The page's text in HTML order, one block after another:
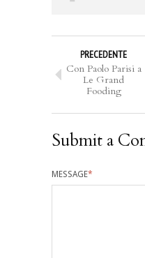
PRECEDENTE
Con Paolo Parisi a
Le Grand
Fooding
Submit a
MESSAGE*